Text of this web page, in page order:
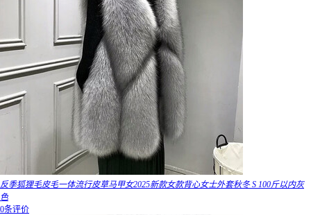
反季狐狸毛皮毛一体流行皮草马甲女2025新款女款背心女士外套秋冬 S 100斤以内灰
色
0条评价